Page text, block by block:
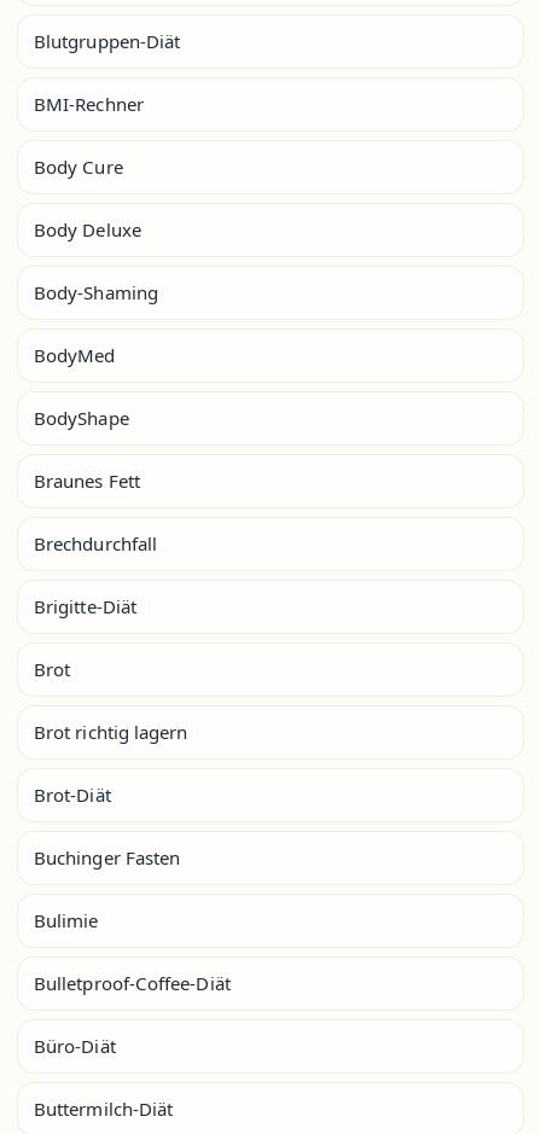
Blutgruppen-Diät
BMI-Rechner
Body Cure
Body Deluxe
Body-Shaming
BodyMed
BodyShape
Braunes Fett
Brechdurchfall
Brigitte-Diät
Brot
Brot richtig lagern
Brot-Diät
Buchinger Fasten
Bulimie
Bulletproof-Coffee-Diät
Büro-Diät
Buttermilch-Diät